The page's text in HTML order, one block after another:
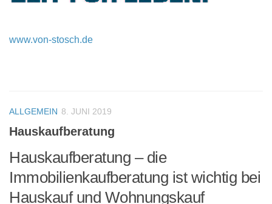
www.von-stosch.de
ALLGEMEIN 8. JUNI 2019
Hauskaufberatung
Hauskaufberatung – die
Immobilienkaufberatung ist wichtig bei
Hauskauf und Wohnungskauf